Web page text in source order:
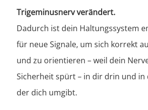
Trigeminusnerv verändert.
Dadurch ist dein Haltungssystem
für neue Signale, um sich korrekt
und zu orientieren – weil dein
Sicherheit spürt – in dir drin und in
der dich umgibt.